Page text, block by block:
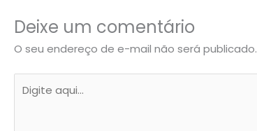
Deixe um comentário
O seu endereço de e-mail não será publicado.
aqui...